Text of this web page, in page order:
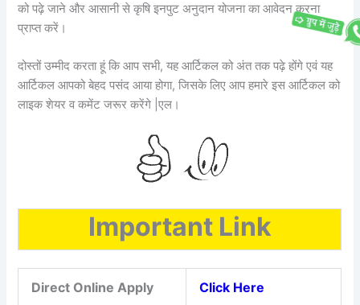
को पढ़े जाने और आसानी से कृषि इनपुट अनुदान योजना का आवेदन करना
प्राप्त करें।
दोस्तों उम्मीद करता हूं कि आप सभी, यह आर्टिकल को अंत तक पढ़े होंगे एवं यह
आर्टिकल आपको बेहद पसंद आया होगा, जिसके लिए आप हमारे इस आर्टिकल को
लाइक शेयर व कमेंट जरूर करेंगे |एल।
Important Link
Direct Online Apply Click Here